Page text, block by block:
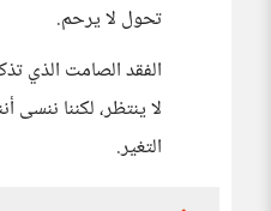
تحول لا يرحم.
الفقد الصامت الذي
لا ينتظر، لكننا ننسى
التغير.